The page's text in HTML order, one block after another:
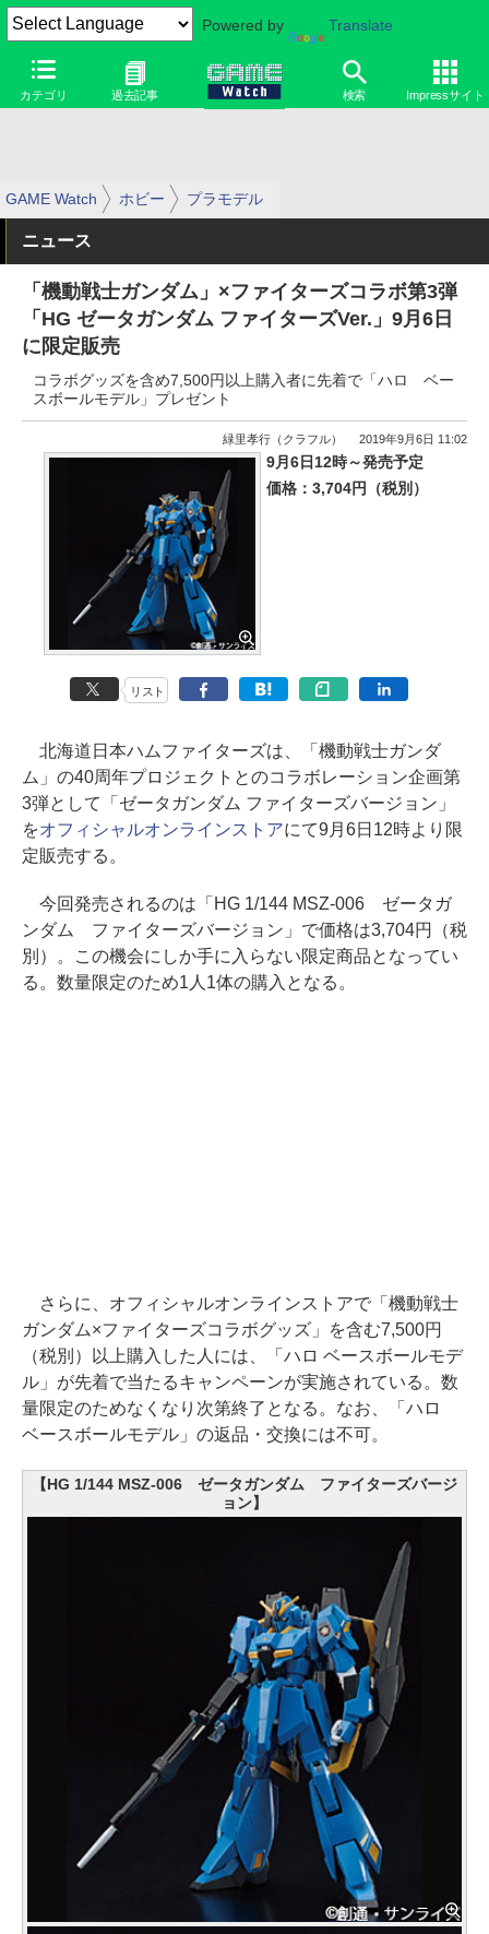
Powered by Translate
カテゴリ 過去記事 検索 Impressサイト
GAME Watch ホビー プラモデル
ニュース
「機動戦士ガンダム」×ファイターズコラボ第3弾
「HG ゼータガンダム ファイターズVer.」9月6日
に限定販売
コラボグッズを含め7,500円以上購入者に先着で「ハロ ベー
スボールモデル」プレゼント
緑里孝行（クラフル） 2019年9月6日 11:02
9月6日12時～発売予定
価格：3,704円（税別）
リスト
北海道日本ハムファイターズは、「機動戦士ガンダ
ム」の40周年プロジェクトとのコラボレーション企画第
3弾として「ゼータガンダム ファイターズバージョン」
をオフィシャルオンラインストアにて9月6日12時より限
定販売する。
今回発売されるのは「HG 1/144 MSZ-006 ゼータガ
ンダム ファイターズバージョン」で価格は3,704円（税
別）。この機会にしか手に入らない限定商品となってい
る。数量限定のため1人1体の購入となる。
さらに、オフィシャルオンラインストアで「機動戦士
ガンダム×ファイターズコラボグッズ」を含む7,500円
（税別）以上購入した人には、「ハロ ベースボールモデ
ル」が先着で当たるキャンペーンが実施されている。数
量限定のためなくなり次第終了となる。なお、「ハロ
ベースボールモデル」の返品・交換には不可。
【HG 1/144 MSZ-006 ゼータガンダム ファイターズバージ
ョン】